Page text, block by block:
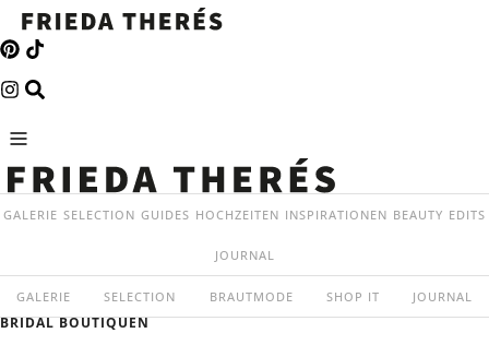
GALERIE SELECTION GUIDES HOCHZEITEN INSPIRATIONEN BEAUTY EDITS
JOURNAL
GALERIE SELECTION BRAUTMODE SHOP IT JOURNAL
BRIDAL BOUTIQUEN